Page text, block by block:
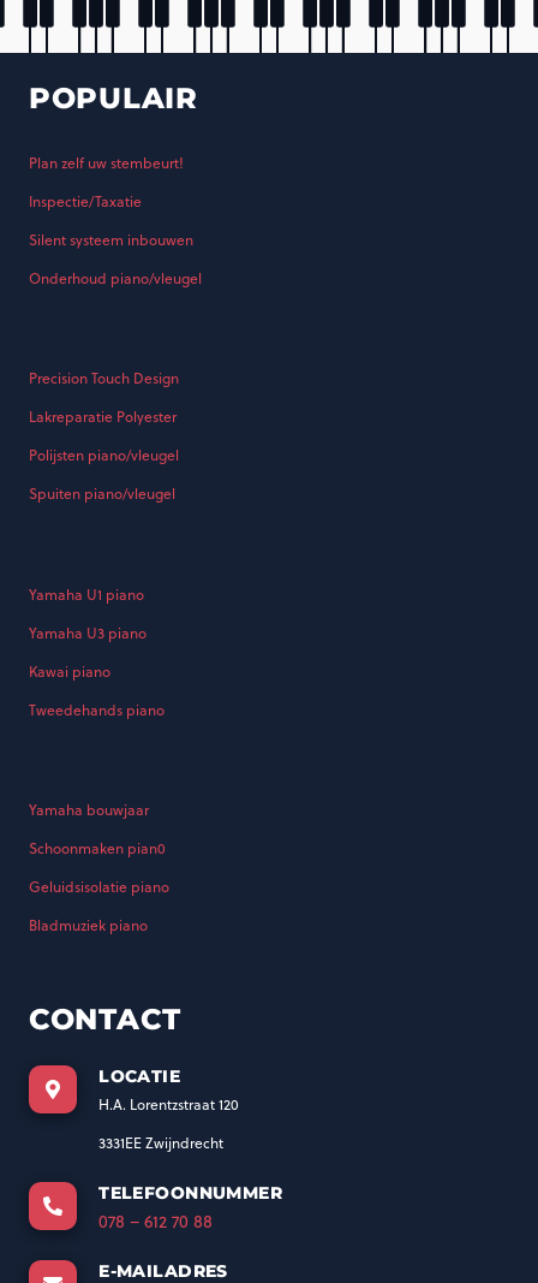
POPULAIR
Plan zelf uw stembeurt!
Inspectie/Taxatie
Silent systeem inbouwen
Onderhoud piano/vleugel
Precision Touch Design
Lakreparatie Polyester
Polijsten piano/vleugel
Spuiten piano/vleugel
Yamaha U1 piano
Yamaha U3 piano
Kawai piano
Tweedehands piano
Yamaha bouwjaar
Schoonmaken pian0
Geluidsisolatie piano
Bladmuziek piano
CONTACT
LOCATIE
H.A. Lorentzstraat 120
3331EE Zwijndrecht
TELEFOONNUMMER
078 – 612 70 88
E-MAILADRES